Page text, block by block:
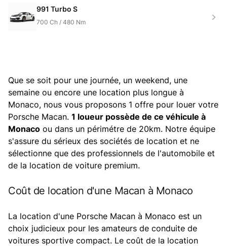
991 Turbo S
700 Ch / 480 Nm
Que se soit pour une journée, un weekend, une
semaine ou encore une location plus longue à
Monaco, nous vous proposons 1 offre pour louer votre
Porsche Macan. 1 loueur possède de ce véhicule à
Monaco ou dans un périmétre de 20km. Notre équipe
s'assure du sérieux des sociétés de location et ne
sélectionne que des professionnels de l'automobile et
de la location de voiture premium.
Coût de location d'une Macan à Monaco
La location d'une Porsche Macan à Monaco est un
choix judicieux pour les amateurs de conduite de
voitures sportive compact. Le coût de la location